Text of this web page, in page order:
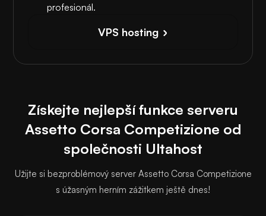
profesionál.
VPS hosting
Získejte nejlepší funkce serveru
Assetto Corsa Competizione od
společnosti Ultahost
Užijte si bezproblémový server Assetto Corsa Competizione
s úžasným herním zážitkem ještě dnes!